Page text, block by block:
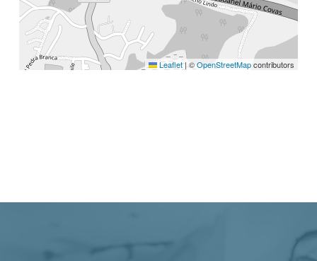
Leaflet|©OpenStreetMapcontributors